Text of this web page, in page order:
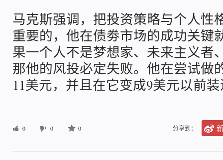
马克斯强调，把投资策略与个人性
重要的，他在债劵市场的成功关键
果一个人不是梦想家、未来主义者
那他的风投必定失败。他在尝试做
11美元，并且在它变成9美元以前
0 0 0 分享到：